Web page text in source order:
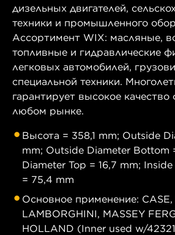
дизельных двигателей,
техники и промышленного
Ассортимент WIX: масляные,
топливные и гидравлические
легковых автомобилей,
специальной техники.
гарантирует высокое
любом рынке.
Высота = 358,1 mm; Outside
mm; Outside Diameter Bottom
Diameter Top = 16,7 mm;
= 75,4 mm
Основное применение: CASE,
LAMBORGHINI, MASSEY
HOLLAND (Inner used w/